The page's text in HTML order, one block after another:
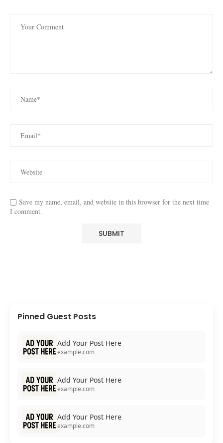
Save my name, email, and website in this browser for the next time
I comment.
Pinned Guest Posts
Add Your Post Here
example.com
Add Your Post Here
example.com
Add Your Post Here
example.com